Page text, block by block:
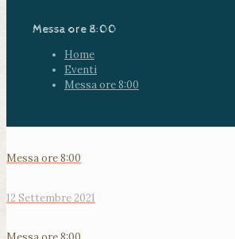
Messa ore 8:00
Home
Eventi
Messa ore 8:00
Messa ore 8:00
12 Settembre 2021